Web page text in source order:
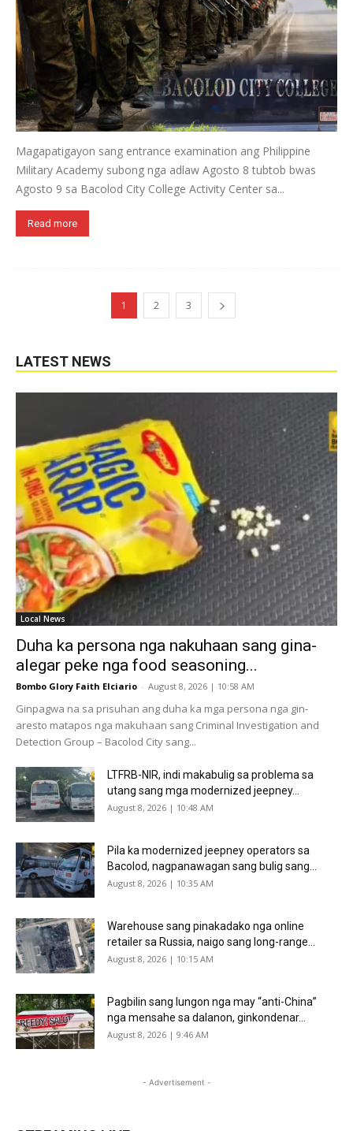
Magapatigayon sang entrance examination ang Philippine
Military Academy subong nga adlaw Agosto 8 tubtob bwas
Agosto 9 sa Bacolod City College Activity Center sa...
Read more
1 2 3
LATEST NEWS
Local News
Duha ka persona nga nakuhaan sang gina-
alegar peke nga food seasoning...
Bombo Glory Faith Elciario - August 8, 2026 | 10:58 AM
Ginpagwa na sa prisuhan ang duha ka mga persona nga gin-
aresto matapos nga makuhaan sang Criminal Investigation and
Detection Group – Bacolod City sang...
LTFRB-NIR, indi makabulig sa problema sa
utang sang mga modernized jeepney...
August 8, 2026 | 10:48 AM
Pila ka modernized jeepney operators sa
Bacolod, nagpanawagan sang bulig sang...
August 8, 2026 | 10:35 AM
Warehouse sang pinakadako nga online
retailer sa Russia, naigo sang long-range...
August 8, 2026 | 10:15 AM
Pagbilin sang lungon nga may “anti-China”
nga mensahe sa dalanon, ginkondenar...
August 8, 2026 | 9:46 AM
- Advertisement -